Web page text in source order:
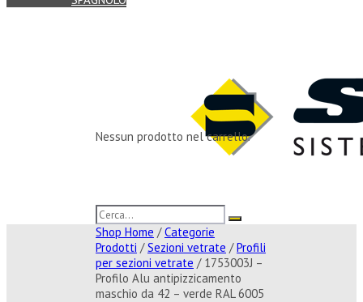
Nessun prodotto nel carrello.
Shop Home /Categorie
Prodotti /Sezioni vetrate /Profili
per sezioni vetrate / 1753003J –
Profilo Alu antipizzicamento
maschio da 42 – verde RAL 6005